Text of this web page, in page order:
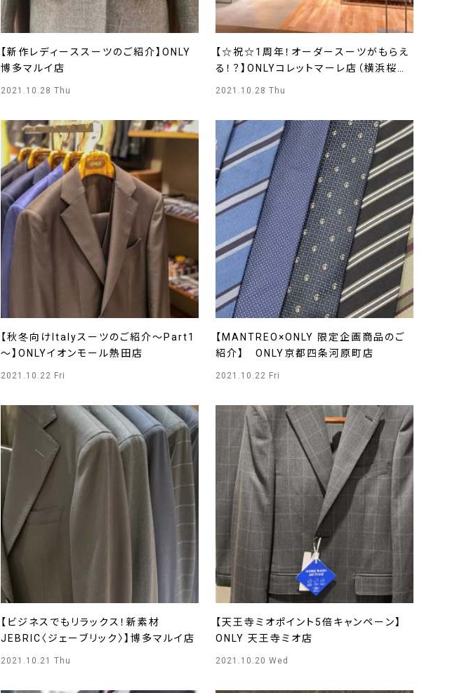
【新作レディーススーツのご紹介】ONLY
博多マルイ店
2021.10.28 Thu
【☆祝☆1周年！オーダースーツがもらえ
る！？】ONLYコレットマーレ店（横浜桜木
2021.10.28 Thu
【秋冬向けItalyスーツのご紹介～Part1
～】ONLYイオンモール熱田店
2021.10.22 Fri
【MANTREO×ONLY 限定企画商品のご
紹介】 ONLY京都四条河原町店
2021.10.22 Fri
【ビジネスでもリラックス！新素材
JEBRIC〈ジェーブリック〉】博多マルイ店
2021.10.21 Thu
【天王寺ミオポイント5倍キャンペーン】
ONLY 天王寺ミオ店
2021.10.20 Wed